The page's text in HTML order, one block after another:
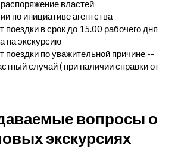
властей
по инициативе агентства
поездки в срок до 15.00 рабочего дня
на экскурсию
поездки по уважительной причине --
случай ( при наличии справки от
вопросы о
экскурсиях